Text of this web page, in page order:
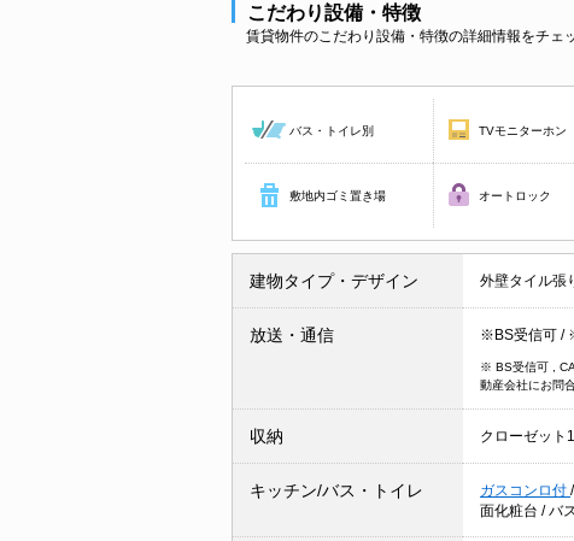
こだわり設備・特徴
賃貸物件のこだわり設備・特徴の詳細情報をチェ
バス・トイレ別 TVモニターホン
敷地内ゴミ置き場 オートロック
建物タイプ・デザイン 外壁タイル張
放送・通信 ※BS受信可 /
※ BS受信可 ,
動産会社にお問
収納 クローゼット
キッチン/バス・トイレ ガスコンロ付 /
面化粧台 /バ